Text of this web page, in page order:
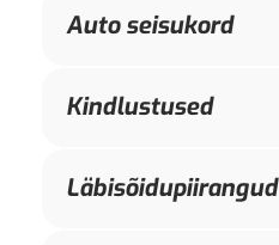
Auto seisukord
Kindlustused
Läbisõidupiirangud